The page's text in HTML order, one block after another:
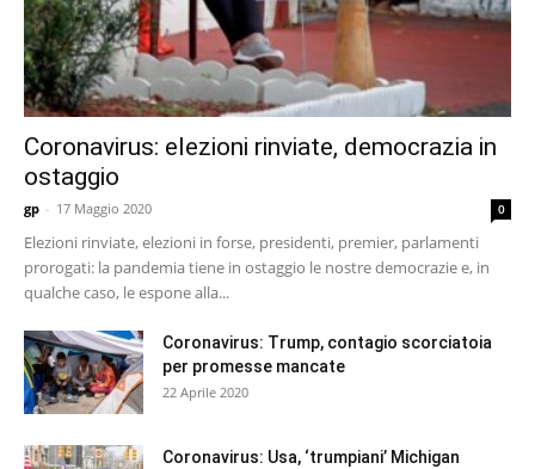
Coronavirus: elezioni rinviate, democrazia in
ostaggio
gp - 17 Maggio 2020 0
Elezioni rinviate, elezioni in forse, presidenti, premier, parlamenti
prorogati: la pandemia tiene in ostaggio le nostre democrazie e, in
qualche caso, le espone alla...
Coronavirus: Trump, contagio scorciatoia
per promesse mancate
22 Aprile 2020
Coronavirus: Usa, ‘trumpiani’ Michigan